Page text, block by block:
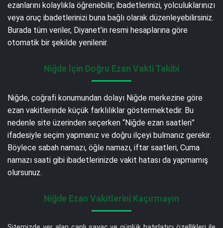
ezanlarını kolaylıkla öğrenebilir; ibadetlerinizi, yolculuklarınızı
veya oruç ibadetlerinizi buna bağlı olarak düzenleyebilirsiniz.
Burada tüm veriler, Diyanet’in resmi hesaplarına göre
otomatik bir şekilde yenilenir.
Niğde İçin Doğru Ezan Vakti Takibi
Niğde, coğrafi konumundan dolayı Niğde merkezine göre
ezan vakitlerinde küçük farklılıklar göstermektedir. Bu
nedenle site üzerinden seçerken “Niğde ezan saatleri”
ifadesiyle seçim yapmanız ve doğru ilçeyi bulmanız gerekir.
Böylece sabah namazı, öğle namazı, iftar saatleri, Cuma
namazı saati gibi ibadetlerinizde vakit hatası da yapmamış
olursunuz.
Niğde Ezan Vakitlerini Kaçırmayın